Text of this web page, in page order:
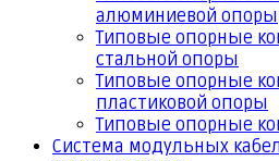
алюминиевой опоры
Типовые опорные
стальной опоры
Типовые опорные
пластиковой опоры
Типовые опорные
Система модульных